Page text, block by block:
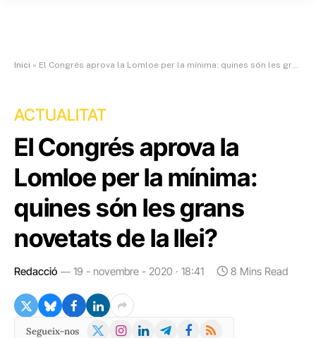
Inici » El Congrés aprova la Lomloe per la mínima: quines són les grans novetats de la llei?
ACTUALITAT
El Congrés aprova la
Lomloe per la mínima:
quines són les grans
novetats de la llei?
Redacció 19 - novembre - 2020 · 18:41 8 Mins Read
Segueix-nos
X
Instagram
LinkedInTelegramFacebook
RSS